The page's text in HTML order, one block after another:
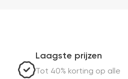
Laagste prijzen
Tot 40% korting op alle